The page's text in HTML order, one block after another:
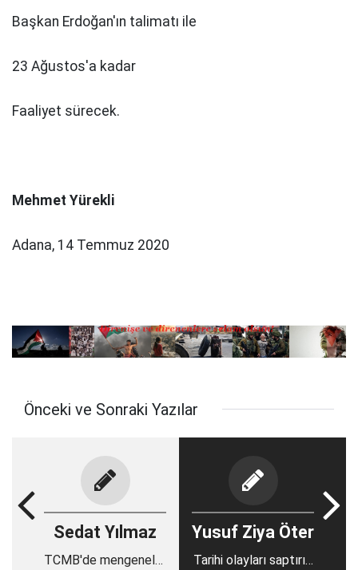
Başkan Erdoğan'ın talimatı ile
23 Ağustos'a kadar
Faaliyet sürecek.
Mehmet Yürekli
Adana, 14 Temmuz 2020
Önceki ve Sonraki Yazılar
Sedat Yılmaz
TCMB'de mengeneler
Yusuf Ziya Öter
Tarihi olayları saptırıp